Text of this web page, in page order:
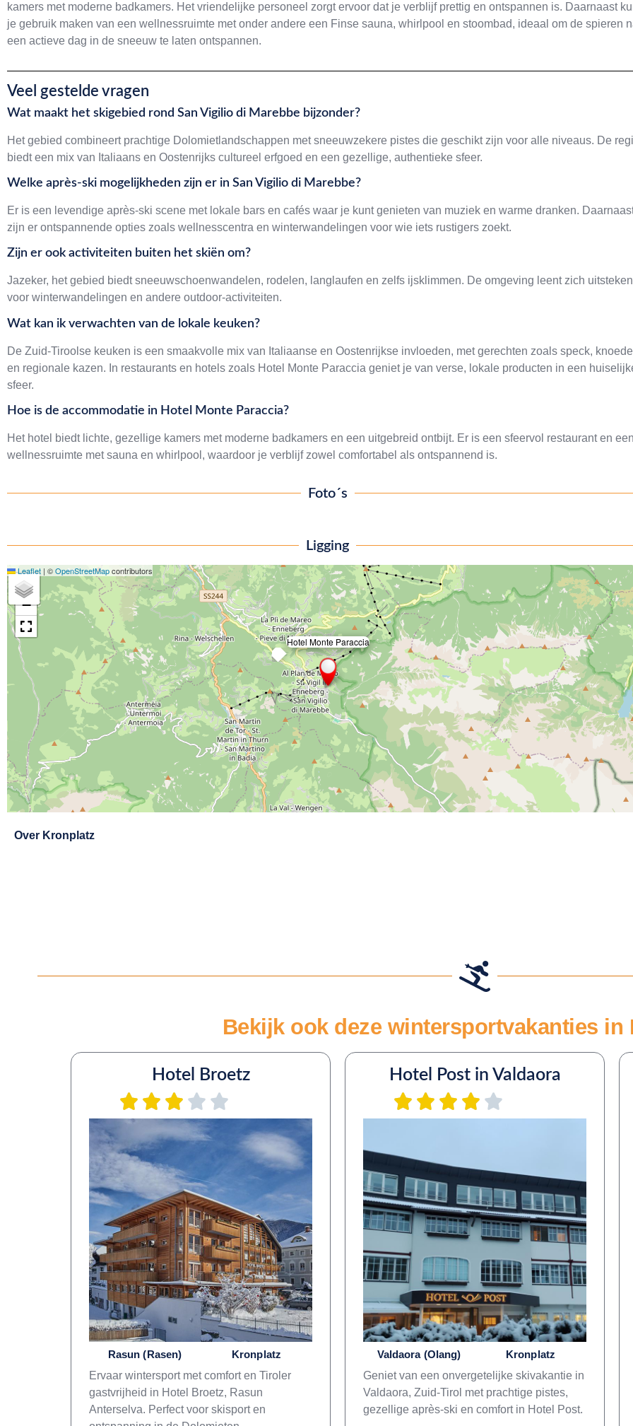
kamers met moderne badkamers. Het vriendelijke personeel zorgt ervoor dat je verblijf prettig en ontspannen is. Daarnaast
je gebruik maken van een wellnessruimte met onder andere een Finse sauna, whirlpool en stoombad, ideaal om de spieren
een actieve dag in de sneeuw te laten ontspannen.
Veel gestelde vragen
Wat maakt het skigebied rond San Vigilio di Marebbe bijzonder?
Het gebied combineert prachtige Dolomietlandschappen met sneeuwzekere pistes die geschikt zijn voor alle niveaus. De
biedt een mix van Italiaans en Oostenrijks cultureel erfgoed en een gezellige, authentieke sfeer.
Welke après-ski mogelijkheden zijn er in San Vigilio di Marebbe?
Er is een levendige après-ski scene met lokale bars en cafés waar je kunt genieten van muziek en warme dranken.
zijn er ontspannende opties zoals wellnesscentra en winterwandelingen voor wie iets rustigers zoekt.
Zijn er ook activiteiten buiten het skiën om?
Jazeker, het gebied biedt sneeuwschoenwandelen, rodelen, langlaufen en zelfs ijsklimmen. De omgeving leent zich
voor winterwandelingen en andere outdoor-activiteiten.
Wat kan ik verwachten van de lokale keuken?
De Zuid-Tiroolse keuken is een smaakvolle mix van Italiaanse en Oostenrijkse invloeden, met gerechten zoals speck,
en regionale kazen. In restaurants en hotels zoals Hotel Monte Paraccia geniet je van verse, lokale producten in een
sfeer.
Hoe is de accommodatie in Hotel Monte Paraccia?
Het hotel biedt lichte, gezellige kamers met moderne badkamers en een uitgebreid ontbijt. Er is een sfeervol restaurant en een
wellnessruimte met sauna en whirlpool, waardoor je verblijf zowel comfortabel als ontspannend is.
Foto´s
Ligging
Hotel Monte Paraccia
×
+
−
Leaflet | ©OpenStreetMapcontributors
Over Kronplatz
Bekijk ook deze wintersportvakanties in
Hotel Broetz
Rasun (Rasen)
Kronplatz
Ervaar wintersport met comfort en Tiroler
gastvrijheid in Hotel Broetz, Rasun
Anterselva. Perfect voor skisport en
Hotel Post in Valdaora
Valdaora (Olang)
Kronplatz
Geniet van een onvergetelijke skivakantie in
Valdaora, Zuid-Tirol met prachtige pistes,
gezellige après-ski en comfort in Hotel Post.